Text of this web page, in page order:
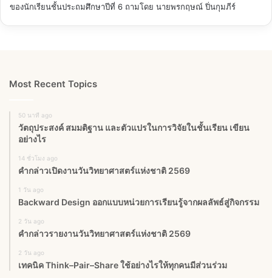
ของนักเรียนชั้นประถมศึกษาปีที่ 6 ถามโดย นายพรกฤษณ์ ปิ่นกุมภีร์
Most Recent Topics
50 นาที ago
วัตถุประสงค์ สมมติฐาน และตัวแปรในการวิจัยในชั้นเรียน เขียน
อย่างไร
14 ชั่วโมง ago
คำกล่าวเปิดงานวันวิทยาศาสตร์แห่งชาติ 2569
1 วัน ago
Backward Design ออกแบบหน่วยการเรียนรู้จากผลลัพธ์สู่กิจกรรม
2 วัน ago
คำกล่าวรายงานวันวิทยาศาสตร์แห่งชาติ 2569
2 วัน ago
เทคนิค Think–Pair–Share ใช้อย่างไรให้ทุกคนมีส่วนร่วม